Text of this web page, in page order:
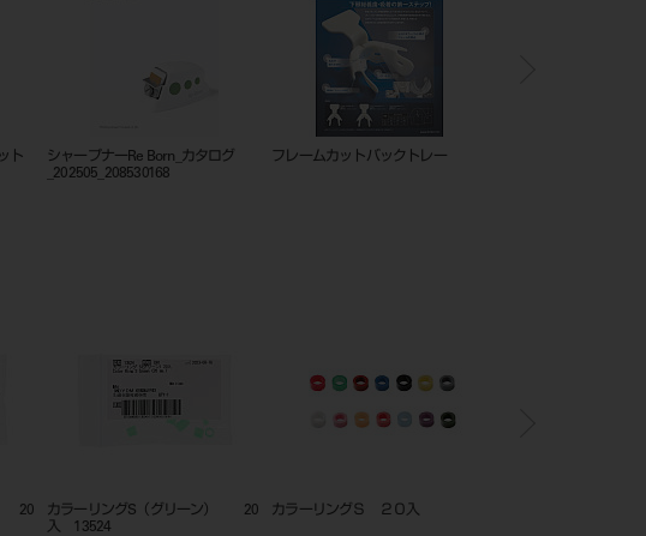
シャープニングスターターキット
20230331
シャープナーRe Born_カタログ
カラーリングS（レッド） 20
入 13523
カラーリングS （ピンク） 20